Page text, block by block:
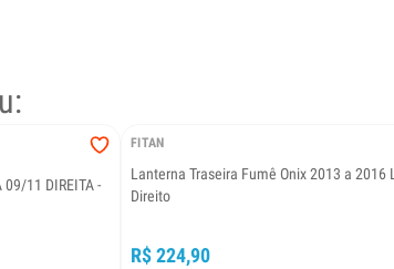
09/11 DIREITA -
FITAN
Lanterna Traseira Fumê Onix 2013 a 2016
Direito
R$ 224,90